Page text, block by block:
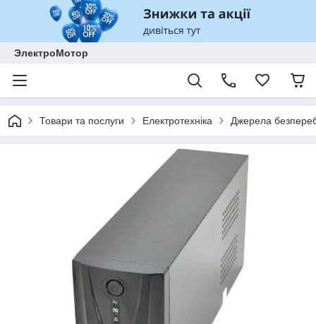
ЭлектроМотор
Товари та послуги Електротехніка Джерела